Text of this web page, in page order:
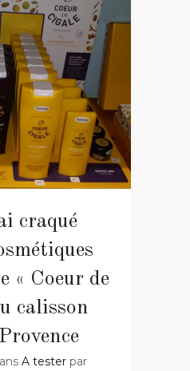
craqué
« Coeur de
calisson
A tester par